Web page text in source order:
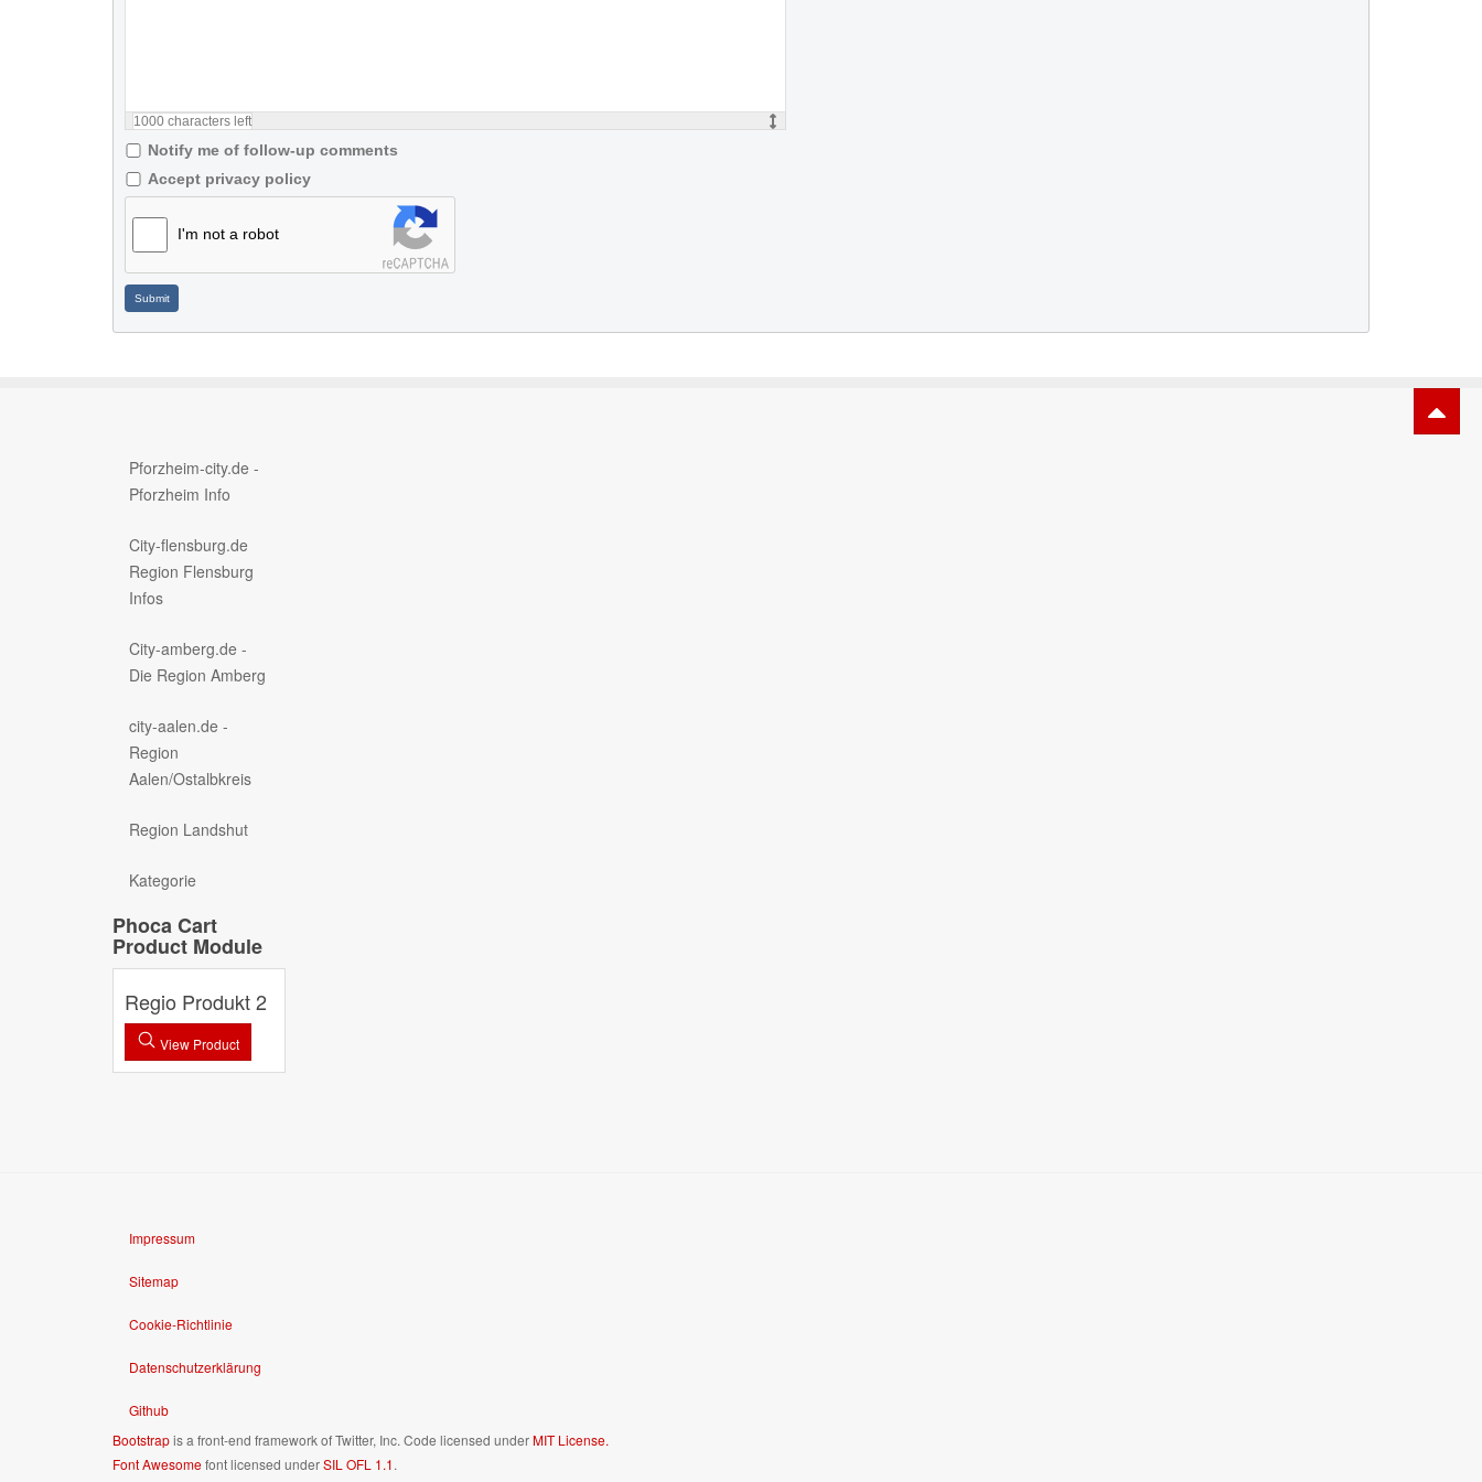
1000 characters left
Notify me of follow-up comments
Accept privacy policy
I'm not a robot
Submit
Pforzheim-city.de -
Pforzheim Info
City-flensburg.de
Region Flensburg
Infos
City-amberg.de -
Die Region Amberg
city-aalen.de -
Region
Aalen/Ostalbkreis
Region Landshut
Kategorie
Phoca Cart
Product Module
Regio Produkt 2
View Product
Impressum
Sitemap
Cookie-Richtlinie
Datenschutzerklärung
Github
Bootstrapis a front-end framework of Twitter, Inc. Code licensed underMIT License.
Font Awesomefont licensed underSIL OFL 1.1.